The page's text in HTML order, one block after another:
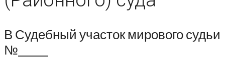
В Судебный участок мирового судьи
№______